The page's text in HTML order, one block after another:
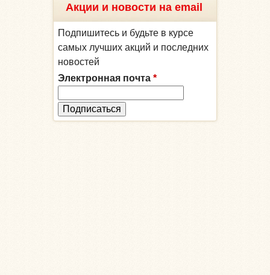
Акции и новости на email
Подпишитесь и будьте в курсе
самых лучших акций и последних
новостей
Электронная почта *